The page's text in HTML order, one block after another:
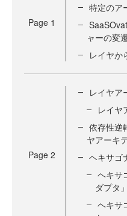
Page 1
特定のア
ャーの変
レイヤか
Page 2
レイヤア
レイヤ
依存性逆
ヤアーキ
ヘキサゴ
ヘキサ
ダプタ」
ヘキサ